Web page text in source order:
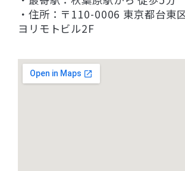
・住所：〒110-0006 東京都台東
ヨリモトビル2F